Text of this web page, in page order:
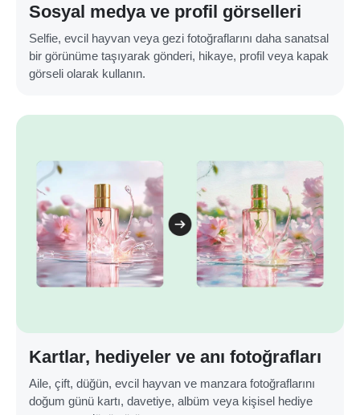
Sosyal medya ve profil görselleri
Selfie, evcil hayvan veya gezi fotoğraflarını daha sanatsal
bir görünüme taşıyarak gönderi, hikaye, profil veya kapak
görseli olarak kullanın.
Kartlar, hediyeler ve anı fotoğrafları
Aile, çift, düğün, evcil hayvan ve manzara fotoğraflarını
doğum günü kartı, davetiye, albüm veya kişisel hediye